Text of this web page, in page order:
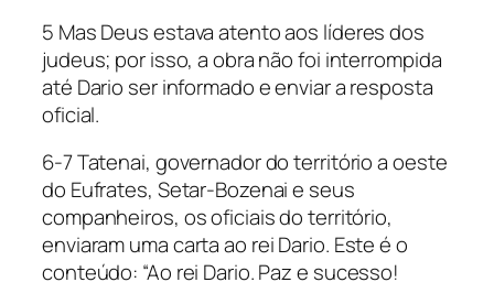
5 Mas Deus estava atento aos líderes dos
judeus; por isso, a obra não foi interrompida
até Dario ser informado e enviar a resposta
oficial.
6-7 Tatenai, governador do território a oeste
do Eufrates, Setar-Bozenai e seus
companheiros, os oficiais do território,
enviaram uma carta ao rei Dario. Este é o
conteúdo: “Ao rei Dario. Paz e sucesso!